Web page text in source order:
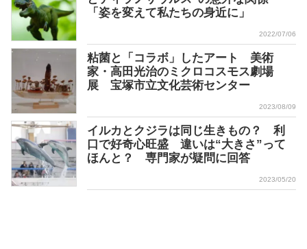
「姿を変えて私たちの身近に」
2022/07/06
粘菌と「コラボ」したアート 美術
家・高田光治のミクロコスモス劇場
展 宝塚市立文化芸術センター
2023/08/09
イルカとクジラは同じ生きもの？ 利
口で好奇心旺盛 違いは“大きさ”って
ほんと？ 専門家が疑問に回答
2023/05/20